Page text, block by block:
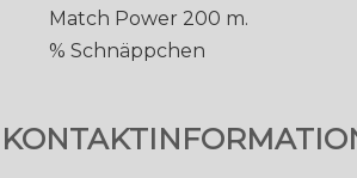
Match Power 200 m.
% Schnäppchen